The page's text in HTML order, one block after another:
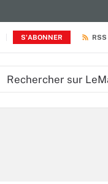
S'ABONNER RSS